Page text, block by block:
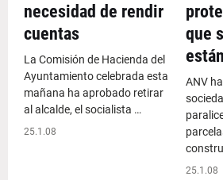
necesidad de rendir
cuentas
La Comisión de Hacienda del
Ayuntamiento celebrada esta
mañana ha aprobado retirar
al alcalde, el socialista …
25.1.08
que
ANV
25.1.08